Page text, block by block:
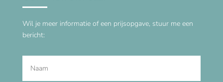
Wil je meer informatie of een prijsopgave, stuur me een
bericht: